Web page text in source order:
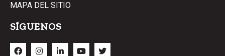
MAPA DEL SITIO
SÍGUENOS